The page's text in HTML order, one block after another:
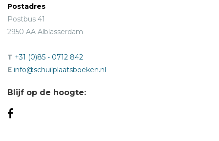
Postadres
Postbus 41
2950 AA Alblasserdam
T +31 (0)85 - 0712 842
E info@schuilplaatsboeken.nl
Blijf op de hoogte: